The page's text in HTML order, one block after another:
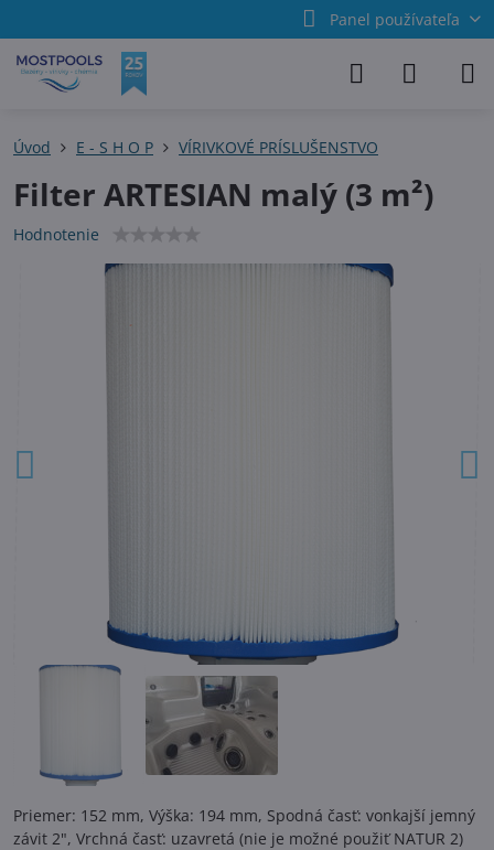
Panel používateľa
Úvod E - S H O P VÍRIVKOVÉ PRÍSLUŠENSTVO
Filter ARTESIAN malý (3 m²)
Hodnotenie
Priemer: 152 mm, Výška: 194 mm, Spodná časť: vonkajší jemný
závit 2", Vrchná časť: uzavretá (nie je možné použiť NATUR 2)